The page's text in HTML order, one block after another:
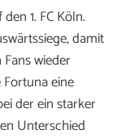
1. FC Köln.
damit
wieder
eine
der ein starker
Unterschied